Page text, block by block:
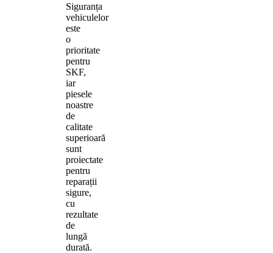
Siguranța
vehiculelor
este
o
prioritate
pentru
SKF,
iar
piesele
noastre
de
calitate
superioară
sunt
proiectate
pentru
reparații
sigure,
cu
rezultate
de
lungă
durată.